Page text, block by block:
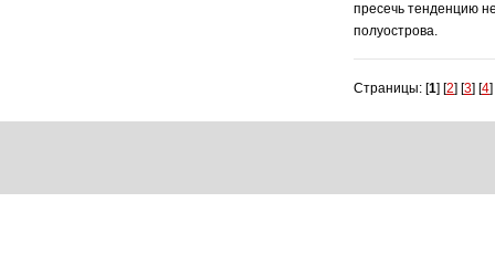
пресечь тенденцию
полуострова.
Страницы: [1] [2] [3] [4]